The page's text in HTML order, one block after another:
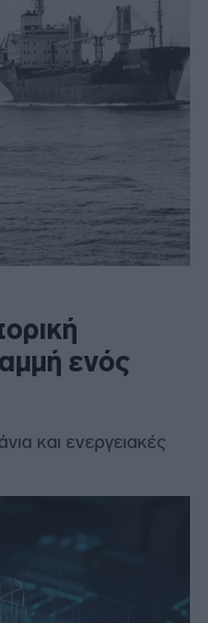
ενός
και ενεργειακές